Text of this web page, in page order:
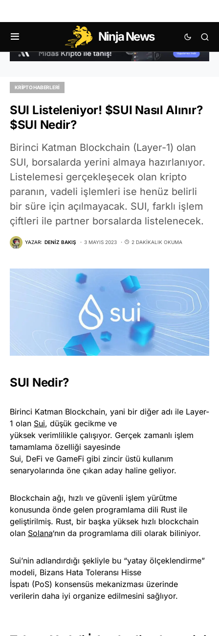
Ninja News
KRIPTO HABERLERI
SUI Listeleniyor! $SUI Nasıl Alınır?
$SUI Nedir?
Birinci Katman Blockchain (Layer-1) olan
SUI, borsalarda yerini almaya hazırlanıyor.
Listelemesi gerçekleşecek olan kripto
paranın, vadeli işlemleri ise henüz belirli
bir süre için açılmayacak. SUI, farklı işlem
çiftleri ile partner borsalarda listelenecek.
YAZAR: DENIZ BAKIŞ 3 MAYIS 2023 2 DAKIKALIK OKUMA
SUI Nedir?
Birinci Katman Blockchain, yani bir diğer adı ile Layer-
1 olan Sui, düşük gecikme ve
yüksek verimlilikle çalışıyor. Gerçek zamanlı işlem
tamamlama özelliği sayesinde
Sui, DeFi ve GameFi gibi zincir üstü kullanım
senaryolarında öne çıkan aday haline geliyor.
Blockchain ağı, hızlı ve güvenli işlem yürütme
konusunda önde gelen programlama dili Rust ile
geliştirilmiş. Rust, bir başka yüksek hızlı blockchain
olan Solana‘nın da programlama dili olarak biliniyor.
Sui’nin adlandırdığı şekliyle bu “yatay ölçeklendirme”
modeli, Bizans Hata Toleransı Hisse
İspatı (PoS) konsensüs mekanizması üzerinde
verilerin daha iyi organize edilmesini sağlıyor.